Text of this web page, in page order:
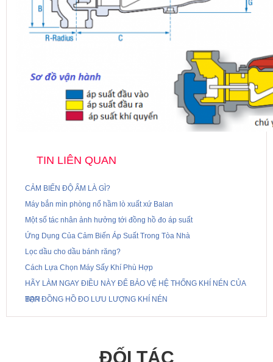
TIN LIÊN QUAN
CẢM BIẾN ĐỘ ẨM LÀ GÌ?
Máy bắn mìn phòng nổ hầm lò xuất xứ Balan
Một số tác nhân ảnh hưởng tới đồng hồ đo áp suất
Ứng Dụng Của Cảm Biến Áp Suất Trong Tòa Nhà
Lọc dầu cho dầu bánh răng?
Cách Lựa Chọn Máy Sấy Khí Phù Hợp
HÃY LÀM NGAY ĐIỀU NÀY ĐỂ BẢO VỆ HỆ THỐNG KHÍ NÉN CỦA
BẠN
TOP ĐỒNG HỒ ĐO LƯU LƯỢNG KHÍ NÉN
ĐỐI TÁC